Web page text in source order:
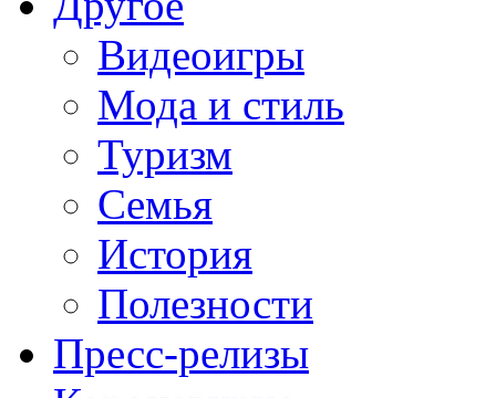
Видеоигры
Мода и стиль
Туризм
Семья
История
Полезности
Пресс-релизы